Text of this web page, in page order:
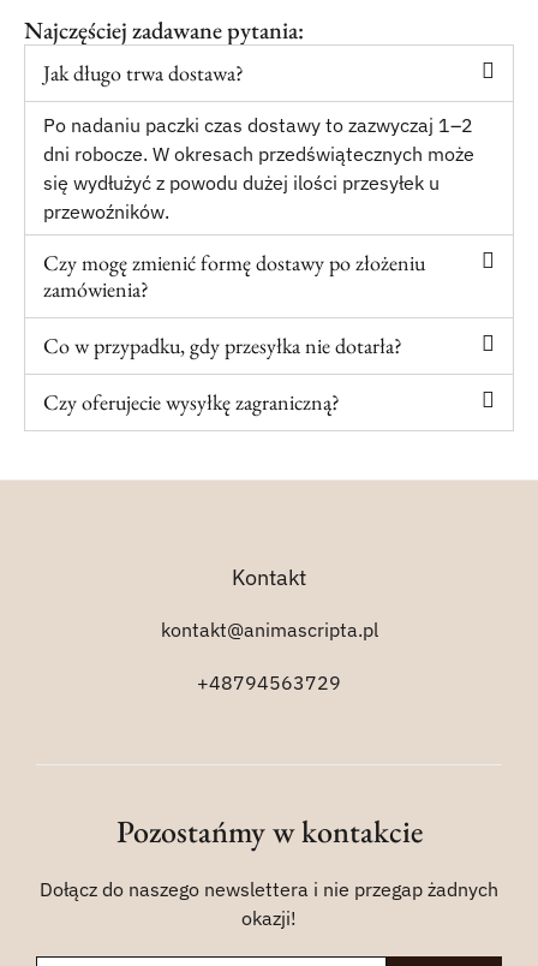
Najczęściej zadawane pytania:
Jak długo trwa dostawa?
Po nadaniu paczki czas dostawy to zazwyczaj 1–2
dni robocze. W okresach przedświątecznych może
się wydłużyć z powodu dużej ilości przesyłek u
przewoźników.
Czy mogę zmienić formę dostawy po złożeniu
zamówienia?
Co w przypadku, gdy przesyłka nie dotarła?
Czy oferujecie wysyłkę zagraniczną?
Kontakt
kontakt@animascripta.pl
+48794563729
Pozostańmy w kontakcie
Dołącz do naszego newslettera i nie przegap żadnych
okazji!